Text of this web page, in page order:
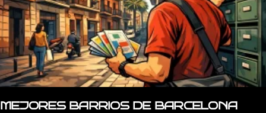
MEJORES BARRIOS DE BARCELONA